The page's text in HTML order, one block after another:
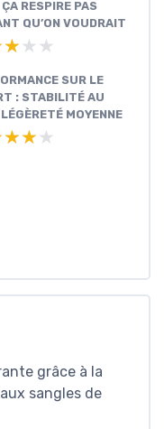
RESPIRE PAS
QU’ON VOUDRAIT
SUR LE
: STABILITÉ AU
MOYENNE
grâce à la
sangles de